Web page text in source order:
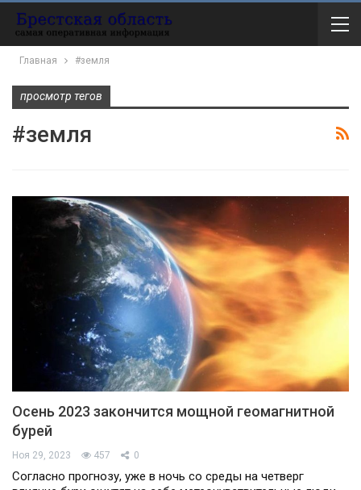
Главная #земля
просмотр тегов
#земля
Осень 2023 закончится мощной геомагнитной
бурей
Ноя 29, 2023 457 0
Согласно прогнозу, уже в ночь со среды на четверг